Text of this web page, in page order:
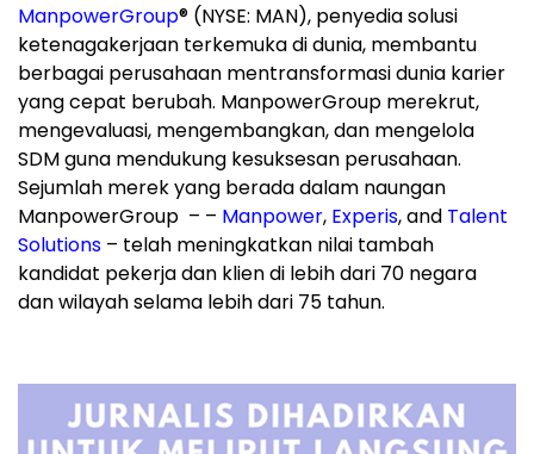
ManpowerGroup® (NYSE: MAN), penyedia solusi
ketenagakerjaan terkemuka di dunia, membantu
berbagai perusahaan mentransformasi dunia karier
yang cepat berubah. ManpowerGroup merekrut,
mengevaluasi, mengembangkan, dan mengelola
SDM guna mendukung kesuksesan perusahaan.
Sejumlah merek yang berada dalam naungan
ManpowerGroup – – Manpower, Experis, and Talent
Solutions – telah meningkatkan nilai tambah
kandidat pekerja dan klien di lebih dari 70 negara
dan wilayah selama lebih dari 75 tahun.